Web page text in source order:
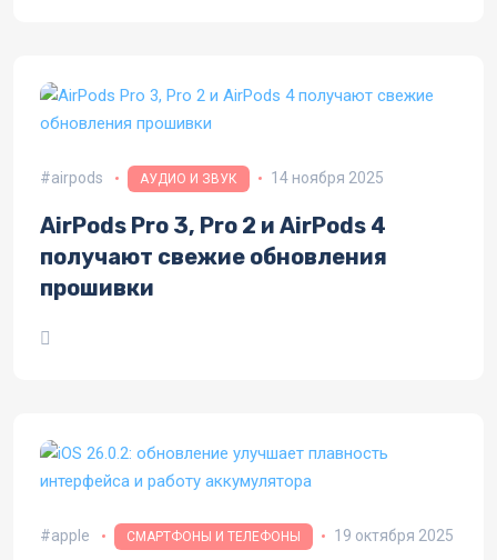
airpods АУДИО И ЗВУК 14 ноября 2025
AirPods Pro 3, Pro 2 и AirPods 4
получают свежие обновления
прошивки
apple СМАРТФОНЫ И ТЕЛЕФОНЫ 19 октября 2025